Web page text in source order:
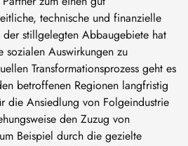
technische und finanzielle
stillgelegten Abbaugebiete hat
sozialen Auswirkungen zu
Transformationsprozess geht es
betroffenen Regionen langfristig
die Ansiedlung von Folgeindustrie
den Zuzug von
Beispiel durch die gezielte